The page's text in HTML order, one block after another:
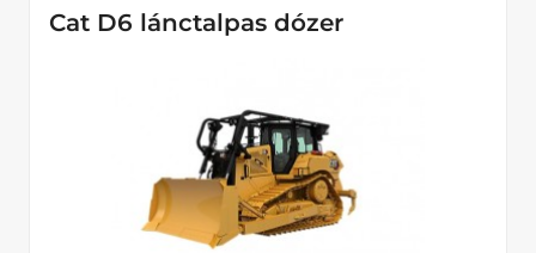
Kompresszorok
Cat D6 lánctalpas dózer